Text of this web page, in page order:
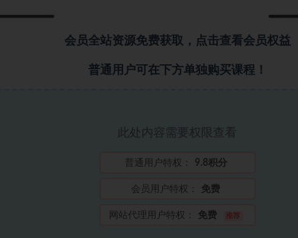
会员全站资源免费获取，点击查看会员权益
普通用户可在下方单独购买课程！
此处内容需要权限查看
普通用户特权： 9.8积分
会员用户特权： 免费
网站代理用户特权： 免费 推荐